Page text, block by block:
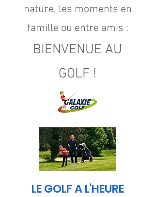
nature, les moments en
famille ou entre amis :
BIENVENUE AU
GOLF !
LE GOLF A L'HEURE